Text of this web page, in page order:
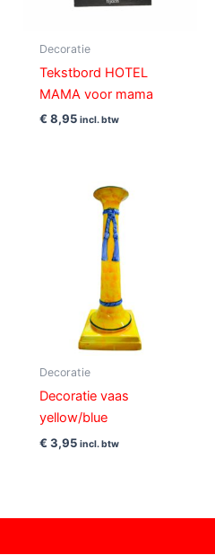
Decoratie
Tekstbord HOTEL
MAMA voor mama
€ 8,95 incl. btw
Decoratie
Decoratie vaas
yellow/blue
€ 3,95 incl. btw